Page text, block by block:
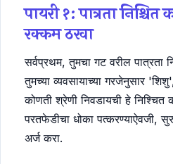
पायरी १: पात्रता
रक्कम ठरवा
सर्वप्रथम, तुमचा गट वरील पात्रता
तुमच्या व्यवसायाच्या गरजेनुसार
कोणती श्रेणी निवडायची हे
परतफेडीचा धोका पत्करण्याऐवजी,
अर्ज करा.